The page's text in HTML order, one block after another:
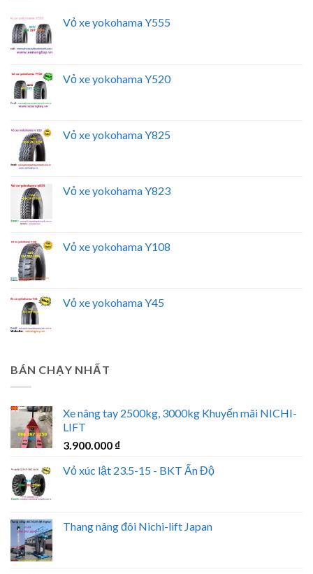
Vỏ xe yokohama Y555
Vỏ xe yokohama Y520
Vỏ xe yokohama Y825
Vỏ xe yokohama Y823
Vỏ xe yokohama Y108
Vỏ xe yokohama Y45
BÁN CHẠY NHẤT
Xe nâng tay 2500kg, 3000kg Khuyến mãi NICHI-
LIFT
3.900.000 ₫
Vỏ xúc lật 23.5-15 - BKT Ấn Độ
Thang nâng đôi Nichi-lift Japan